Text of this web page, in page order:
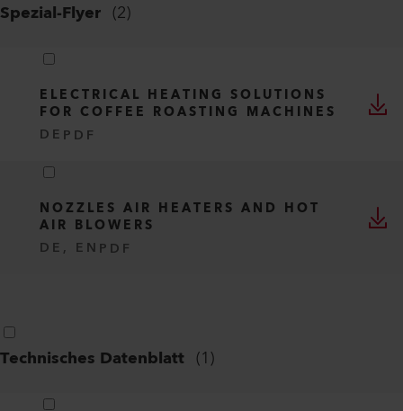
Spezial-Flyer (2)
ELECTRICAL HEATING SOLUTIONS
FOR COFFEE ROASTING MACHINES
DE PDF
NOZZLES AIR HEATERS AND HOT
AIR BLOWERS
DE, EN PDF
Technisches Datenblatt (1)